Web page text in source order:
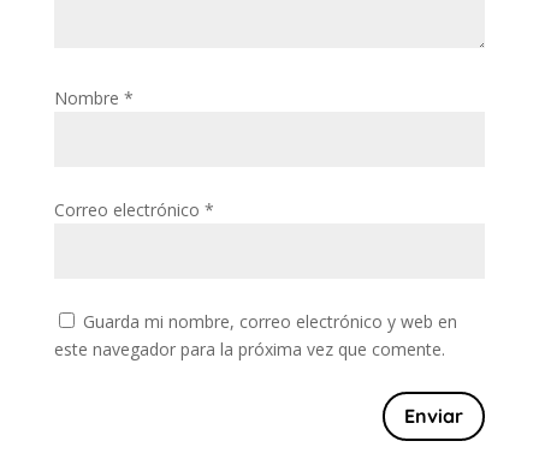
Nombre *
Correo electrónico *
Guarda mi nombre, correo electrónico y web en
este navegador para la próxima vez que comente.
Enviar